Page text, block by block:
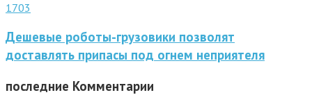
1703
Дешевые роботы-грузовики позволят
доставлять припасы под огнем неприятеля
последние Комментарии